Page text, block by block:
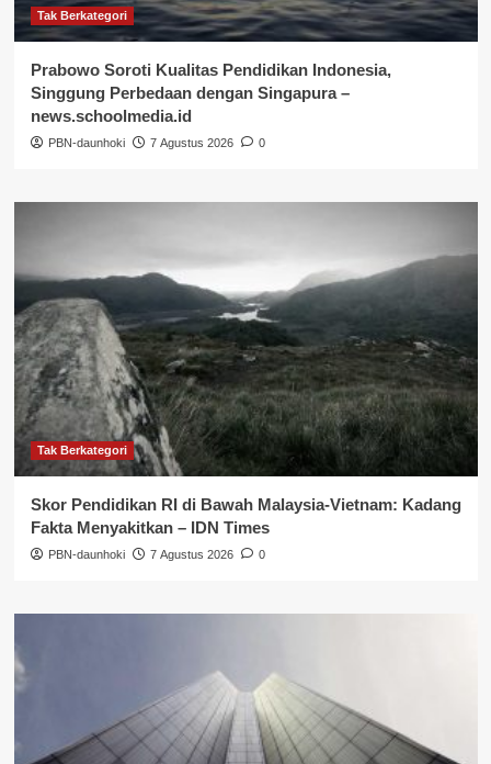
Tak Berkategori
Prabowo Soroti Kualitas Pendidikan Indonesia,
Singgung Perbedaan dengan Singapura –
news.schoolmedia.id
PBN-daunhoki 7 Agustus 2026 0
Tak Berkategori
Skor Pendidikan RI di Bawah Malaysia-Vietnam: Kadang
Fakta Menyakitkan – IDN Times
PBN-daunhoki 7 Agustus 2026 0